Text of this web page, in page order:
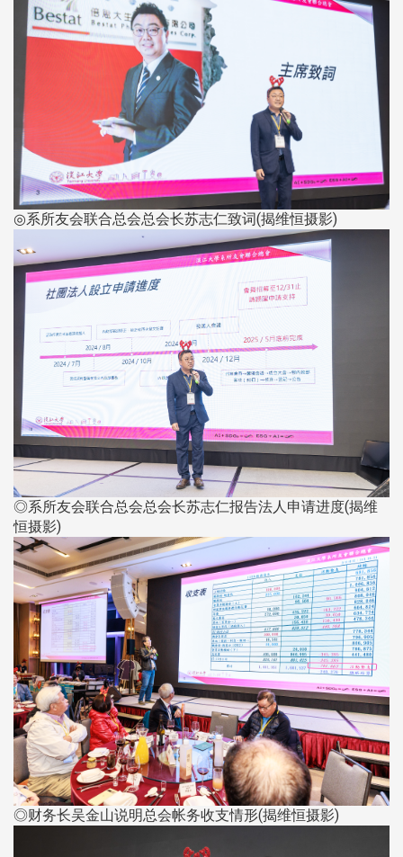
◎系所友会联合总会总会长苏志仁致词(揭维恒摄影)
◎系所友会联合总会总会长苏志仁报告法人申请进度(揭维
恒摄影)
◎财务长吴金山说明总会帐务收支情形(揭维恒摄影)